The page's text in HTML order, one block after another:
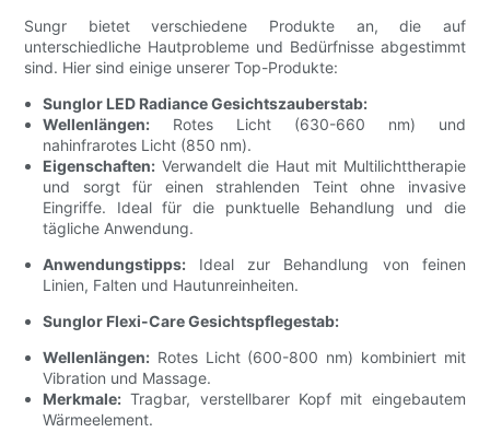
Sungr bietet verschiedene Produkte an, die auf
unterschiedliche Hautprobleme und Bedürfnisse abgestimmt
sind. Hier sind einige unserer Top-Produkte:
Sunglor LED Radiance Gesichtszauberstab:
Wellenlängen: Rotes Licht (630-660 nm) und
nahinfrarotes Licht (850 nm).
Eigenschaften: Verwandelt die Haut mit Multilichttherapie
und sorgt für einen strahlenden Teint ohne invasive
Eingriffe. Ideal für die punktuelle Behandlung und die
tägliche Anwendung.
Anwendungstipps: Ideal zur Behandlung von feinen
Linien, Falten und Hautunreinheiten.
Sunglor Flexi-Care Gesichtspflegestab:
Wellenlängen: Rotes Licht (600-800 nm) kombiniert mit
Vibration und Massage.
Merkmale: Tragbar, verstellbarer Kopf mit eingebautem
Wärmeelement.